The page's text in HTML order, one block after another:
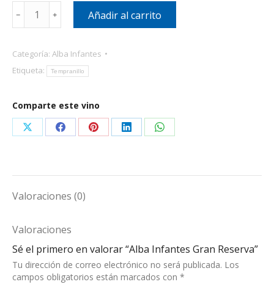
Infantes
Reserva
cantidad
﹣ ﹢ Añadir al carrito
Categoría: Alba Infantes
Etiqueta:
Tempranillo
Comparte este vino
Share
X
Share
Facebook
Share
Pinterest
Share
LinkedIn
Share
WhatsApp
Valoraciones (0)
Valoraciones
Sé el primero en valorar “Alba Infantes Gran Reserva”
Tu dirección de correo electrónico no será publicada. Los
campos obligatorios están marcados con *